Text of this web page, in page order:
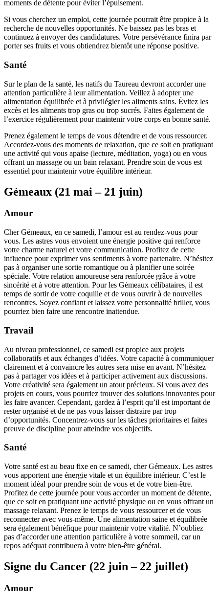
moments de détente pour éviter l’épuisement.
Si vous cherchez un emploi, cette journée pourrait être propice à la
recherche de nouvelles opportunités. Ne baissez pas les bras et
continuez à envoyer des candidatures. Votre persévérance finira par
porter ses fruits et vous obtiendrez bientôt une réponse positive.
Santé
Sur le plan de la santé, les natifs du Taureau devront accorder une
attention particulière à leur alimentation. Veillez à adopter une
alimentation équilibrée et à privilégier les aliments sains. Évitez les
excès et les aliments trop gras ou trop sucrés. Faites également de
l’exercice régulièrement pour maintenir votre corps en bonne santé.
Prenez également le temps de vous détendre et de vous ressourcer.
Accordez-vous des moments de relaxation, que ce soit en pratiquant
une activité qui vous apaise (lecture, méditation, yoga) ou en vous
offrant un massage ou un bain relaxant. Prendre soin de vous est
essentiel pour maintenir votre équilibre intérieur.
Gémeaux (21 mai – 21 juin)
Amour
Cher Gémeaux, en ce samedi, l’amour est au rendez-vous pour
vous. Les astres vous envoient une énergie positive qui renforce
votre charme naturel et votre communication. Profitez de cette
influence pour exprimer vos sentiments à votre partenaire. N’hésitez
pas à organiser une sortie romantique ou à planifier une soirée
spéciale. Votre relation amoureuse sera renforcée grâce à votre
sincérité et à votre attention. Pour les Gémeaux célibataires, il est
temps de sortir de votre coquille et de vous ouvrir à de nouvelles
rencontres. Soyez confiant et laissez votre personnalité briller, vous
pourriez bien faire une rencontre inattendue.
Travail
Au niveau professionnel, ce samedi est propice aux projets
collaboratifs et aux échanges d’idées. Votre capacité à communiquer
clairement et à convaincre les autres sera mise en avant. N’hésitez
pas à partager vos idées et à participer activement aux discussions.
Votre créativité sera également un atout précieux. Si vous avez des
projets en cours, vous pourriez trouver des solutions innovantes pour
les faire avancer. Cependant, gardez à l’esprit qu’il est important de
rester organisé et de ne pas vous laisser distraire par trop
d’opportunités. Concentrez-vous sur les tâches prioritaires et faites
preuve de discipline pour atteindre vos objectifs.
Santé
Votre santé est au beau fixe en ce samedi, cher Gémeaux. Les astres
vous apportent une énergie vitale et un équilibre intérieur. C’est le
moment idéal pour prendre soin de vous et de votre bien-être.
Profitez de cette journée pour vous accorder un moment de détente,
que ce soit en pratiquant une activité physique ou en vous offrant un
massage relaxant. Prenez le temps de vous ressourcer et de vous
reconnecter avec vous-même. Une alimentation saine et équilibrée
sera également bénéfique pour maintenir votre vitalité. N’oubliez
pas d’accorder une attention particulière à votre sommeil, car un
repos adéquat contribuera à votre bien-être général.
Signe du Cancer (22 juin – 22 juillet)
Amour